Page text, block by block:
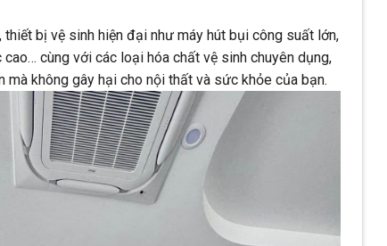
bị vệ sinh hiện đại như máy hút bụi công suất lớn,
cùng với các loại hóa chất vệ sinh chuyên dụng,
không gây hại cho nội thất và sức khỏe của bạn.